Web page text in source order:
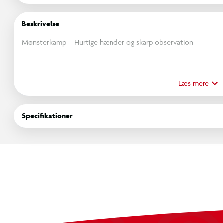
Beskrivelse
Mønsterkamp – Hurtige hænder og skarp observation
Byg, genskab og snup kortet
I Mønsterkamp starter alle spillere med et identisk sæt
rækkefølge og med den rigtige orientering, og det kan være
Læs mere
Specifikationer